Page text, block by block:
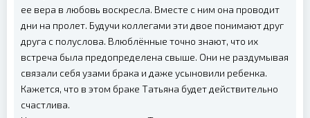
ее вера в любовь воскресла. Вместе с ним она проводит
дни на пролет. Будучи коллегами эти двое понимают друг
друга с полуслова. Влюблённые точно знают, что их
встреча была предопределена свыше. Они не раздумывая
связали себя узами брака и даже усыновили ребенка.
Кажется, что в этом браке Татьяна будет действительно
счастлива.